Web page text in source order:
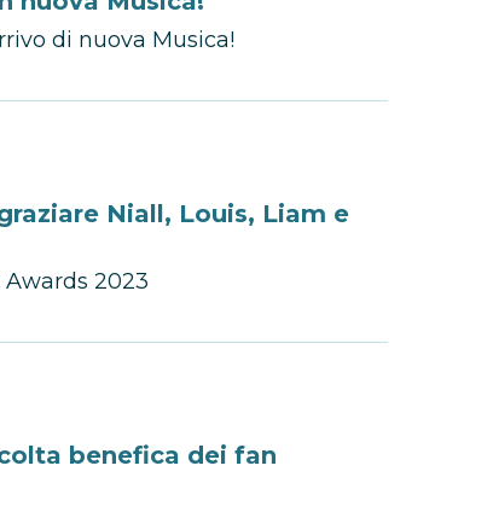
di nuova Musica!
Niall, Louis, Liam e
2023
benefica dei fan